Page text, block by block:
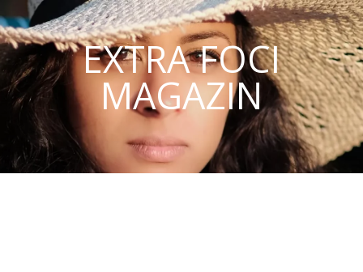
EXTRA FOCI
MAGAZIN